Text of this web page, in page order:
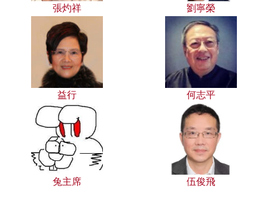
張灼祥 劉寧榮
益行 何志平
兔主席 伍俊飛